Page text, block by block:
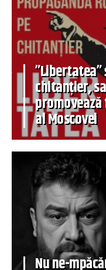
chitanțier,
al Moscovei
Nu ne-